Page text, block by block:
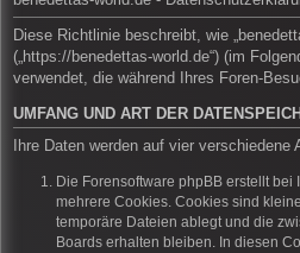
Diese Richtlinie beschreibt, wie
(„https://benedettas-world.de“) (im
verwendet, die während Ihres Foren-
UMFANG UND ART DER
Ihre Daten werden auf vier verschiedene
Die Forensoftware phpBB erstellt bei
mehrere Cookies. Cookies sind
temporäre Dateien ablegt und die
Boards erhalten bleiben. In diesen